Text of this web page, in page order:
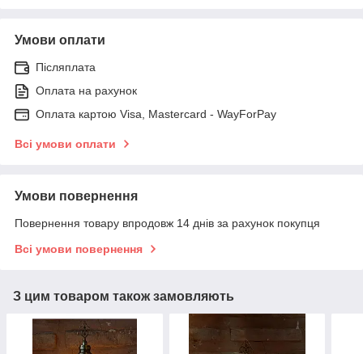
Умови оплати
Післяплата
Оплата на рахунок
Оплата картою Visa, Mastercard - WayForPay
Всі умови оплати
Умови повернення
Повернення товару впродовж 14 днів за рахунок покупця
Всі умови повернення
З цим товаром також замовляють